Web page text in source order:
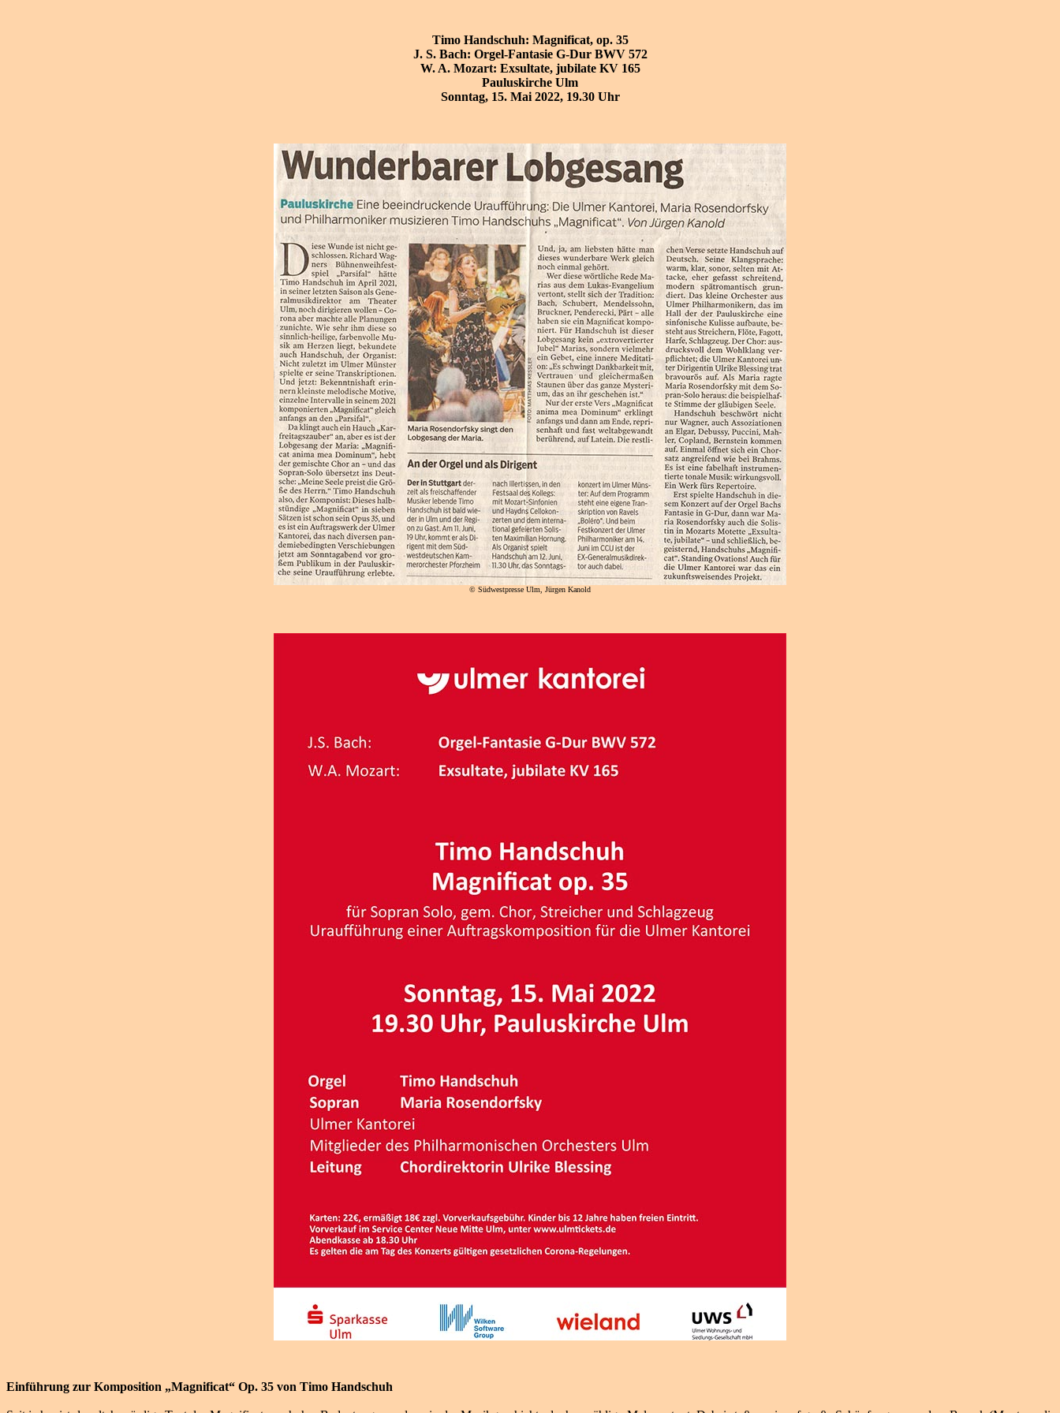
Timo Handschuh: Magnificat, op. 35
J. S. Bach: Orgel-Fantasie G-Dur BWV 572
W. A. Mozart: Exsultate, jubilate KV 165
Pauluskirche Ulm
Sonntag, 15. Mai 2022, 19.30 Uhr
© Südwestpresse Ulm, Jürgen Kanold
Einführung zur Komposition „Magnificat“ Op. 35 von Timo Handschuh